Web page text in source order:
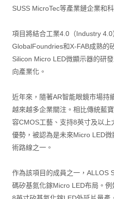
SUSS MicroTec等產業鏈企業和
項目將結合工業4.0（Industry
GlobalFoundries和X-FAB成熟的
Silicon Micro LED微顯示器的研
向產業化。
近年來，隨著AR智能眼鏡市場持
越來越多企業關注。相比傳統藍
容CMOS工藝、支持8英寸及以
優勢，被認為是未來Micro LED
術路線之一。
作為該項目的成員之一，ALLOS
碼矽基氮化鎵Micro LED布局。